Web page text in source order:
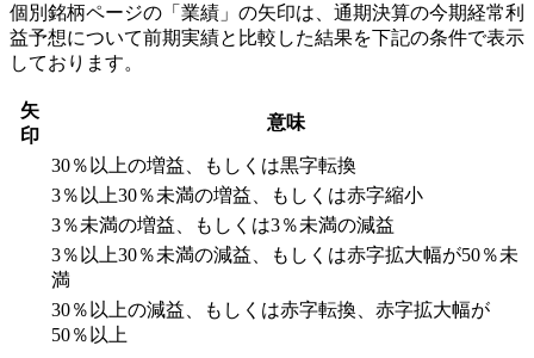
個別銘柄ページの「業績」の矢印は、通期決算の今期経常利
益予想について前期実績と比較した結果を下記の条件で表示
しております。
矢
印
意味
30％以上の増益、もしくは黒字転換
3％以上30％未満の増益、もしくは赤字縮小
3％未満の増益、もしくは3％未満の減益
3％以上30％未満の減益、もしくは赤字拡大幅が50％未
満
30％以上の減益、もしくは赤字転換、赤字拡大幅が
50％以上